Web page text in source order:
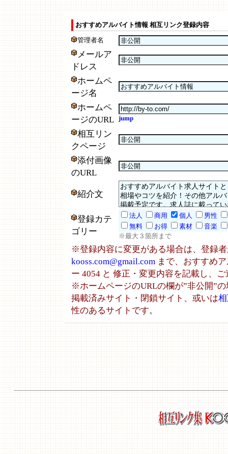
おすすめアルバイト情報 相互リンク登録内容
管理者名
メールア
ドレス
ホームペ
ージ名
ホームペ
ージのURL jump
相互リン
クページ
添付画像
のURL
紹介文
登録カテ
ゴリー
法人 商用 個人
男性
無料
お得 素材
音楽
※最大３箇所まで
※登録内容に変更がある場合は、登録
kooss.com@gmail.com まで、おすすめ
ー 4054 と 修正・変更内容を記載し、
※ホームページのURLの欄が”非公開”
掲載済みサイト・閉鎖サイト、或いは
性のあるサイトです。